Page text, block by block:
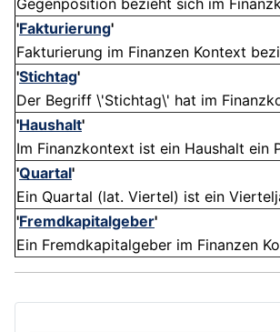
Gegenposition bezieht sich im
'Fakturierung'
Fakturierung im Finanzen Kontext
'Stichtag'
Der Begriff \'Stichtag\' hat im
'Haushalt'
Im Finanzkontext ist ein Haushalt ein
'Quartal'
Ein Quartal (lat. Viertel) ist ein
'Fremdkapitalgeber'
Ein Fremdkapitalgeber im Finanzen